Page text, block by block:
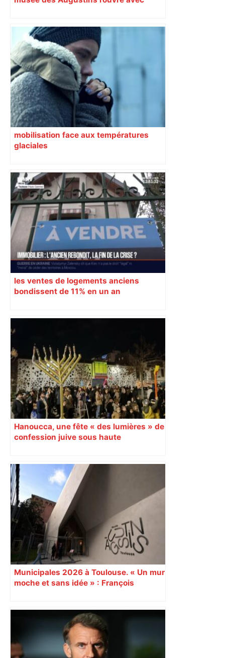
mobilisation face aux températures
glaciales
les ventes de logements anciens
bondissent de 11% en un an
Hanoucca, une fête « des lumières » de
confession juive sous haute
Labège, près de Toulouse
Municipales 2026 à Toulouse. « Un mur
moche et sans idée » : François